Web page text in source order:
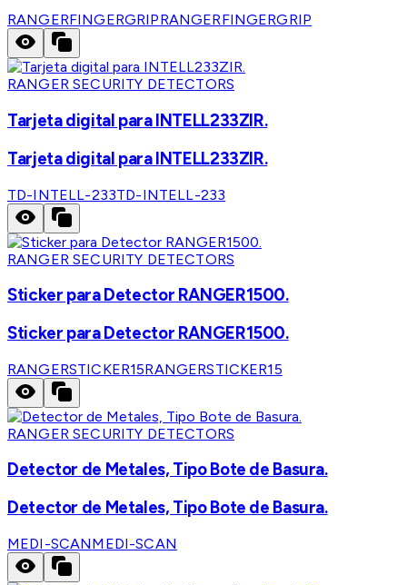
RANGERFINGERGRIPRANGERFINGERGRIP
RANGER SECURITY DETECTORS
Tarjeta digital para INTELL233ZIR.
Tarjeta digital para INTELL233ZIR.
TD-INTELL-233TD-INTELL-233
RANGER SECURITY DETECTORS
Sticker para Detector RANGER1500.
Sticker para Detector RANGER1500.
RANGERSTICKER15RANGERSTICKER15
RANGER SECURITY DETECTORS
Detector de Metales, Tipo Bote de Basura.
Detector de Metales, Tipo Bote de Basura.
MEDI-SCANMEDI-SCAN